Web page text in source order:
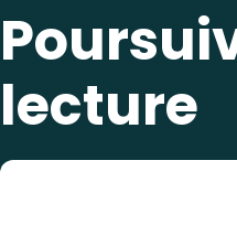
lecture